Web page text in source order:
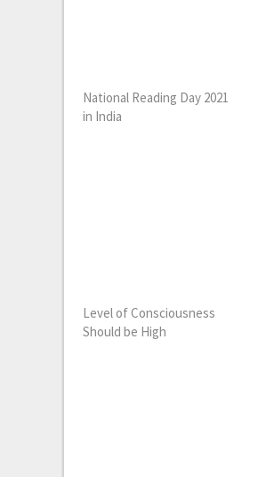
National Reading Day 2021
in India
Level of Consciousness
Should be High